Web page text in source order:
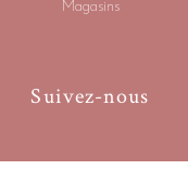
Magasins
Suivez-nous